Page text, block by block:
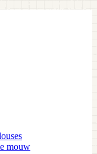
mouw